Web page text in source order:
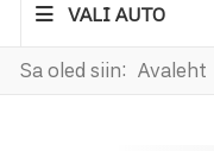
VALI AUTO
Sa oled siin: Avaleht